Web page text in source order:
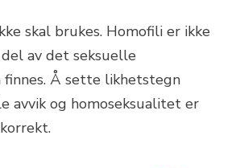
skal brukes. Homofili er ikke
av det seksuelle
Å sette likhetstegn
avvik og homoseksualitet er